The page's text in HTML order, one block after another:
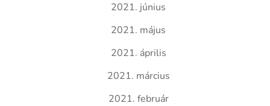
2021. június
2021. május
2021. április
2021. március
2021. február